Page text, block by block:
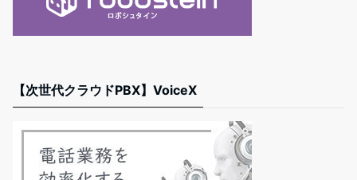
【次世代クラウドPBX】VoiceX